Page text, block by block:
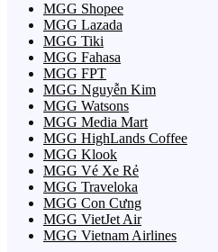
MGG Shopee
MGG Lazada
MGG Tiki
MGG Fahasa
MGG FPT
MGG Nguyễn Kim
MGG Watsons
MGG Media Mart
MGG HighLands Coffee
MGG Klook
MGG Vé Xe Rẻ
MGG Traveloka
MGG Con Cưng
MGG VietJet Air
MGG Vietnam Airlines